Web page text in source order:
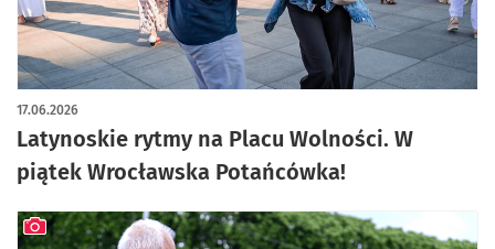
Latynoskie rytmy na Placu Wolności. W
piątek Wrocławska Potańcówka!
17.06.2026